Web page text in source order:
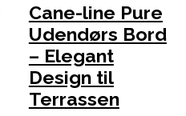
Cane-line Pure
Udendørs Bord
– Elegant
Design til
Terrassen